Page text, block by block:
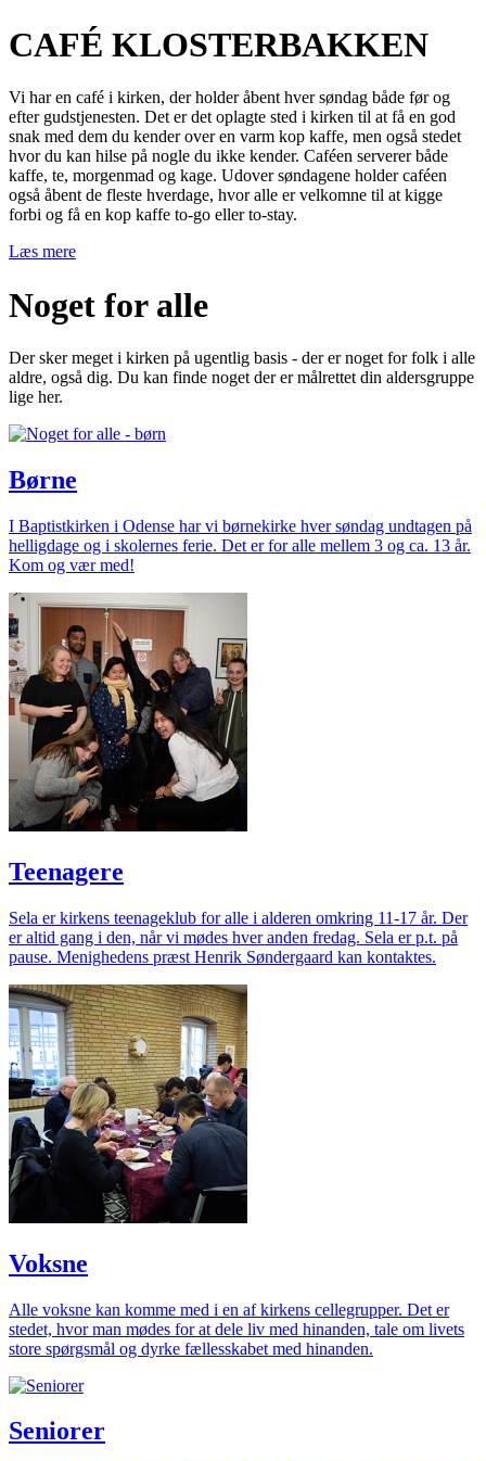
CAFÉ KLOSTERBAKKEN
Vi har en café i kirken, der holder åbent hver søndag både før og
efter gudstjenesten. Det er det oplagte sted i kirken til at få en god
snak med dem du kender over en varm kop kaffe, men også stedet
hvor du kan hilse på nogle du ikke kender. Caféen serverer både
kaffe, te, morgenmad og kage. Udover søndagene holder caféen
også åbent de fleste hverdage, hvor alle er velkomne til at kigge
forbi og få en kop kaffe to-go eller to-stay.
Læs mere
Noget for alle
Der sker meget i kirken på ugentlig basis - der er noget for folk i alle
aldre, også dig. Du kan finde noget der er målrettet din aldersgruppe
lige her.
Børne
I Baptistkirken i Odense har vi børnekirke hver søndag undtagen på
helligdage og i skolernes ferie. Det er for alle mellem 3 og ca. 13 år.
Kom og vær med!
Teenagere
Sela er kirkens teenageklub for alle i alderen omkring 11-17 år. Der
er altid gang i den, når vi mødes hver anden fredag. Sela er p.t. på
pause. Menighedens præst Henrik Søndergaard kan kontaktes.
Voksne
Alle voksne kan komme med i en af kirkens cellegrupper. Det er
stedet, hvor man mødes for at dele liv med hinanden, tale om livets
store spørgsmål og dyrke fællesskabet med hinanden.
Seniorer